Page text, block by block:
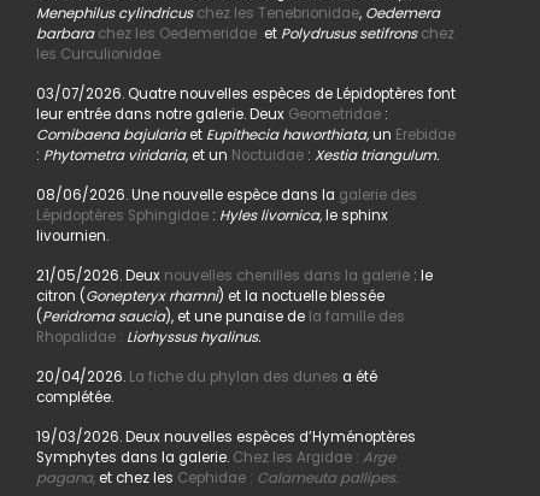
Menephilus cylindricus chez les Tenebrionidae,Oedemera
barbara chez les Oedemeridaeet Polydrusus setifrons chez
les Curculionidae.
03/07/2026. Quatre nouvelles espèces de Lépidoptères font
leur entrée dans notre galerie. Deux Geometridae:
Comibaena bajulariaet Eupithecia haworthiata,un Erebidae
: Phytometra viridaria, et un Noctuidae: Xestia triangulum.
08/06/2026. Une nouvelle espèce dans la galerie des
Lépidoptères Sphingidae: Hyles livornica,le sphinx
livournien.
21/05/2026. Deux nouvelles chenilles dans la galerie : le
citron (Gonepteryx rhamni) et la noctuelle blessée
(Peridroma saucia), et une punaise dela famille des
Rhopalidae : Liorhyssus hyalinus.
20/04/2026. La fiche du phylan des dunes a été
complétée.
19/03/2026. Deux nouvelles espèces d’Hyménoptères
Symphytes dans la galerie. Chez les Argidae : Arge
pagana,et chez les Cephidae : Calameuta pallipes.